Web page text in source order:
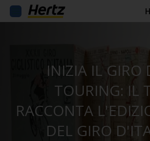
INIZIA IL GIRO
TOURING: IL
RACCONTA
DEL GIRO